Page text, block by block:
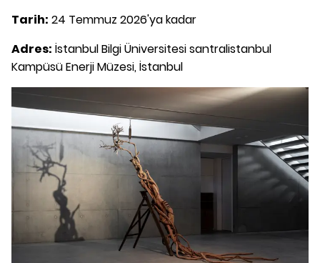
Tarih: 24 Temmuz 2026'ya kadar
Adres: İstanbul Bilgi Üniversitesi santralistanbul
Kampüsü Enerji Müzesi, İstanbul